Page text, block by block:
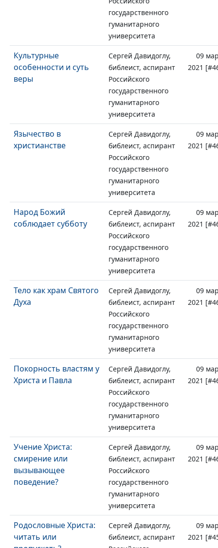
государственного
гуманитарного
университета
Культурные
особенности и суть
веры
Сергей Давидоглу,
библеист, аспирант
Российского
государственного
гуманитарного
университета
09
2021
Язычество в
христианстве
Сергей Давидоглу,
библеист, аспирант
Российского
государственного
гуманитарного
университета
09
2021
Народ Божий
соблюдает субботу
Сергей Давидоглу,
библеист, аспирант
Российского
государственного
гуманитарного
университета
09
2021
Тело как храм Святого
Духа
Сергей Давидоглу,
библеист, аспирант
Российского
государственного
гуманитарного
университета
09
2021
Покорность властям у
Христа и Павла
Сергей Давидоглу,
библеист, аспирант
Российского
государственного
гуманитарного
университета
09
2021
Учение Христа:
смирение или
вызывающее
поведение?
Сергей Давидоглу,
библеист, аспирант
Российского
государственного
гуманитарного
университета
09
2021
Родословные Христа:
читать или
Сергей Давидоглу,
библеист, аспирант
09
2021